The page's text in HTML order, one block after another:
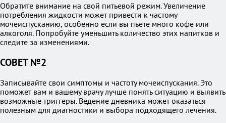
Обратите внимание на свой питьевой режим. Увеличение
потребления жидкости может привести к частому
мочеиспусканию, особенно если вы пьете много кофе или
алкоголя. Попробуйте уменьшить количество этих напитков и
следите за изменениями.
СОВЕТ №2
Записывайте свои симптомы и частоту мочеиспускания. Это
поможет вам и вашему врачу лучше понять ситуацию и выявить
возможные триггеры. Ведение дневника может оказаться
полезным для диагностики и выбора подходящего лечения.